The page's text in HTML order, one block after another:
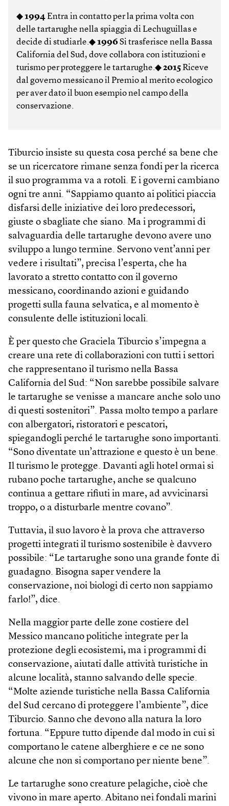
◆1994Entra in contatto per la prima volta con
delle tartarughe nella spiaggia di Lechuguillas e
decide di studiarle.◆1996Si trasferisce nella Bassa
California del Sud, dove collabora con istituzioni e
turismo per proteggere le tartarughe.◆2015Riceve
dal governo messicano il Premio al merito ecologico
per aver dato il buon esempio nel campo della
conservazione.
Tiburcio insiste su questa cosa perché sa bene che
se un ricercatore rimane senza fondi per la ricerca
il suo programma va a rotoli. E i governi cambiano
ogni tre anni. “Sappiamo quanto ai politici piaccia
disfarsi delle iniziative dei loro predecessori,
giuste o sbagliate che siano. Ma i programmi di
salvaguardia delle tartarughe devono avere uno
sviluppo a lungo termine. Servono vent’anni per
vedere i risultati”, precisa l’esperta, che ha
lavorato a stretto contatto con il governo
messicano, coordinando azioni e guidando
progetti sulla fauna selvatica, e al momento è
consulente delle istituzioni locali.
È per questo che Graciela Tiburcio s’impegna a
creare una rete di collaborazioni con tutti i settori
che rappresentano il turismo nella Bassa
California del Sud: “Non sarebbe possibile salvare
le tartarughe se venisse a mancare anche solo uno
di questi sostenitori”. Passa molto tempo a parlare
con albergatori, ristoratori e pescatori,
spiegandogli perché le tartarughe sono importanti.
“Sono diventate un’attrazione e questo è un bene.
Il turismo le protegge. Davanti agli hotel ormai si
rubano poche tartarughe, anche se qualcuno
continua a gettare rifiuti in mare, ad avvicinarsi
troppo, o a disturbarle mentre covano”.
Tuttavia, il suo lavoro è la prova che attraverso
progetti integrati il turismo sosteni­bile è davvero
possibile: “Le tartarughe sono una grande fonte di
guadagno. Bisogna saper vendere la
conservazione, noi biologi di certo non sappiamo
farlo!”, dice.
Nella maggior parte delle zone costiere del
Messico mancano politiche integrate per la
protezione degli ecosistemi, ma i programmi di
conservazione, aiutati dalle attività turistiche in
alcune località, stanno salvando delle specie.
“Molte aziende turistiche nella Bassa California
del Sud cercano di proteggere l’ambiente”, dice
Tiburcio. Sanno che devono alla natura la loro
fortuna. “Eppure tutto dipende dal modo in cui si
comportano le catene alberghiere e ce ne sono
alcune che non si comportano per niente bene”.
Le tartarughe sono creature pelagiche, cioè che
vivono in mare aperto. Abitano nei fondali marini